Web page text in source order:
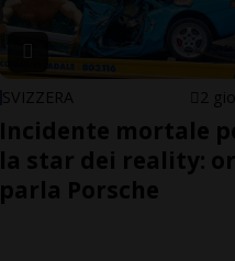
SVIZZERA 2
Incidente mortale
la star dei reality:
parla Porsche